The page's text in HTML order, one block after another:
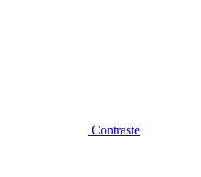
Contraste